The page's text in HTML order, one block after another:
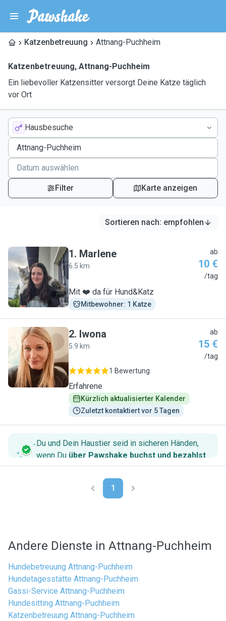
Katzenbetreuung Attnang-Puchheim
Katzenbetreuung, Attnang-Puchheim
Ein liebevoller Katzensitter versorgt Deine Katze täglich
vor Ort
Hausbesuche
Filter Karte anzeigen
Sortieren nach: empfohlen
M
1. Marlene
6.5 km
ab
10 €
/tag
Mit ❤️ da für Hund&Katz
Mitbewohner: 1 Katze
I
2. Iwona
5.9 km
ab
15 €
/tag
1 Bewertung
Erfahrene
Kürzlich aktualisierter Kalender
Zuletzt kontaktiert vor 5 Tagen
Du und Dein Haustier seid in sicheren Händen,
wenn Du über Pawshake buchst und bezahlst.
1
Andere Dienste in Attnang-Puchheim
Hundebetreuung Attnang-Puchheim
Hundetagesstätte Attnang-Puchheim
Gassi-Service Attnang-Puchheim
Hundesitting Attnang-Puchheim
Katzenbetreuung Attnang-Puchheim